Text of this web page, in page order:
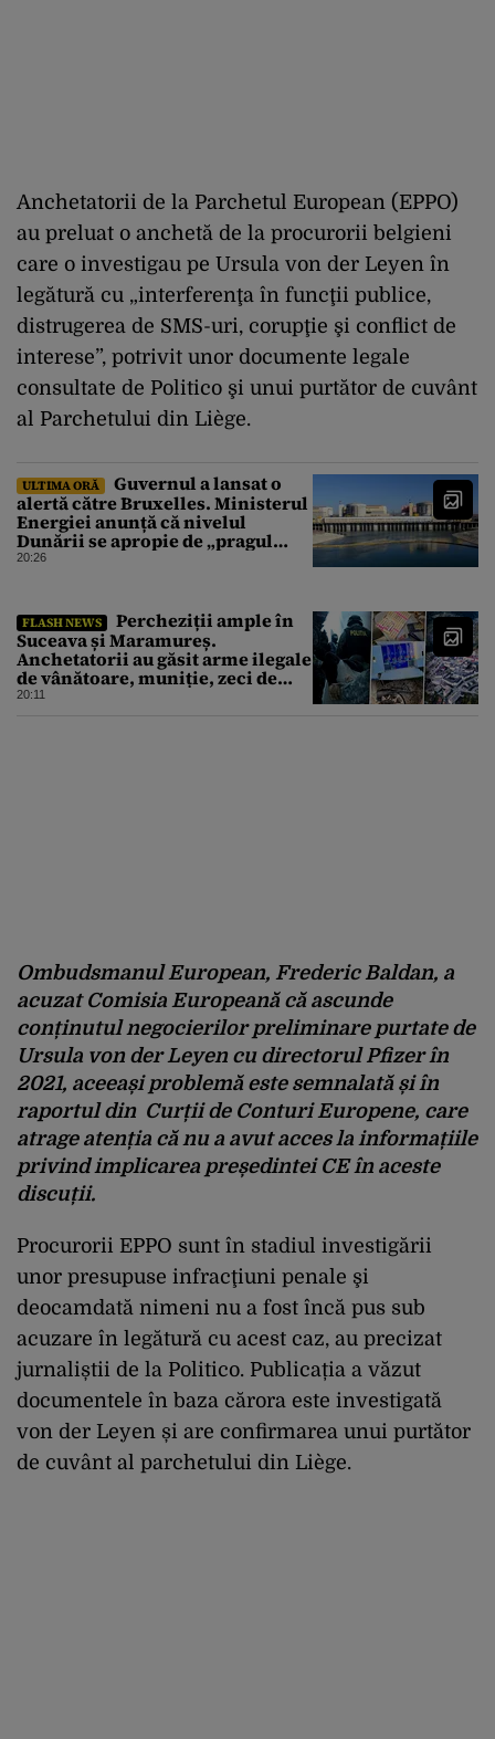
Anchetatorii de la Parchetul European (EPPO)
au preluat o anchetă de la procurorii belgieni
care o investigau pe Ursula von der Leyen în
legătură cu „interferenţa în funcţii publice,
distrugerea de SMS-uri, corupţie şi conflict de
interese”, potrivit unor documente legale
consultate de Politico şi unui purtător de cuvânt
al Parchetului din Liège.
ULTIMA ORĂ
Guvernul a lansat o
alertă către Bruxelles. Ministerul
Energiei anunță că nivelul
Dunării se apropie de „pragul
critic”, iar centrala de la
20:26
FLASH NEWS
Percheziții ample în
Suceava și Maramureș.
Anchetatorii au găsit arme ilegale
de vânătoare, muniție, zeci de
trofee de vânat și materiale
20:11
Ombudsmanul European, Frederic Baldan, a
acuzat Comisia Europeană că ascunde
conținutul negocierilor preliminare purtate de
Ursula von der Leyen cu directorul Pfizer în
2021, aceeași problemă este semnalată și în
raportul din Curții de Conturi Europene, care
atrage atenția că nu a avut acces la informațiile
privind implicarea președintei CE în aceste
discuții.
Procurorii EPPO sunt în stadiul investigării
unor presupuse infracţiuni penale şi
deocamdată nimeni nu a fost încă pus sub
acuzare în legătură cu acest caz, au precizat
jurnaliștii de la Politico. Publicația a văzut
documentele în baza cărora este investigată
von der Leyen și are confirmarea unui purtător
de cuvânt al parchetului din Liège.